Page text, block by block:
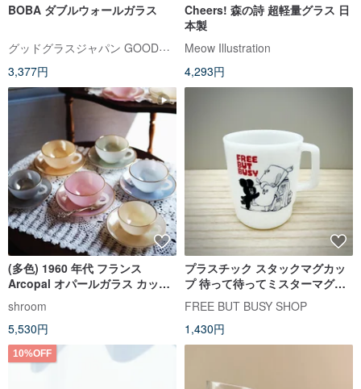
BOBA ダブルウォールガラス
グッドグラスジャパン GOODGLAS【台湾公式ストア】
3,377円
Cheers! 森の詩 超軽量グラス 日
本製
Meow Illustration
4,293円
(多色) 1960 年代 フランス
Arcopal オパールガラス カップ
＆ソーサー / コーヒーカップ / テ
ィーカップ
shroom
5,530円
プラスチック スタックマグカッ
プ 待って待ってミスターマグカ
ップ
FREE BUT BUSY SHOP
1,430円
10%OFF